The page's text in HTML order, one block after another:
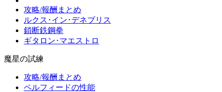
攻略/報酬まとめ
ルクス･イン･デネブリス
鎖断鉄鋼拳
ギタロン･マエストロ
魔星の試練
攻略/報酬まとめ
ペルフィードの性能